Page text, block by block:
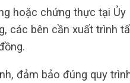
hoặc chứng thực tại Ủy
các bên cần xuất trình
đảm bảo đúng quy